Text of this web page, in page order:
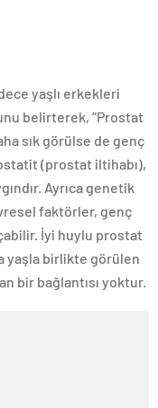
yaşlı erkekleri
belirterek, “Prostat
sık görülse de genç
(prostat iltihabı),
Ayrıca genetik
faktörler, genç
İyi huylu prostat
yaşla birlikte görülen
bir bağlantısı yoktur.